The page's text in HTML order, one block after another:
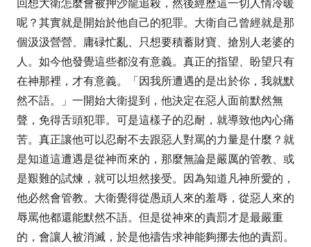
呢？其實就是開始於他自己的犯罪。大衛自己曾經就是那
個汲汲營營、庸碌忙亂、只想要積蓄財寶、搶別人老婆的
人。如今他發覺這些都沒有意義。真正的指望、盼望只有
在神那裡，才有意義。
「因我所遭遇的是出於你，我就默
然不語。」 一開始大衛提到，他決定在惡人面前默然無
聲，免得舌頭犯罪。可是這樣子的忍耐，就導致他內心痛
苦。真正讓他可以忍耐不去跟惡人對罵的力量是什麼？就
是知道這遭遇是從神而來的，那麼無論是嚴厲的管教、或
是艱難的試煉，就可以坦然接受。因為知道凡神所愛的，
他必然會管教。 大衛覺得從愚頑人來的羞辱，從惡人來的
辱罵他都還能默然不語。但是從神來的責罰才是最嚴重
的，會讓人被消滅，於是他禱告求神能夠挪去他的責罰。